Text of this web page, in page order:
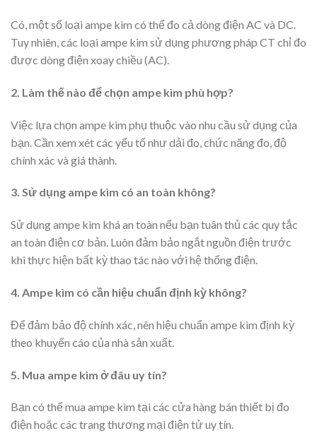
Có, một số loại ampe kìm có thể đo cả dòng điện AC và DC.
Tuy nhiên, các loại ampe kìm sử dụng phương pháp CT chỉ đo
được dòng điện xoay chiều (AC).
2. Làm thế nào để chọn ampe kìm phù hợp?
Việc lựa chọn ampe kìm phụ thuộc vào nhu cầu sử dụng của
bạn. Cần xem xét các yếu tố như dải đo, chức năng đo, độ
chính xác và giá thành.
3. Sử dụng ampe kìm có an toàn không?
Sử dụng ampe kìm khá an toàn nếu bạn tuân thủ các quy tắc
an toàn điện cơ bản. Luôn đảm bảo ngắt nguồn điện trước
khi thực hiện bất kỳ thao tác nào với hệ thống điện.
4. Ampe kìm có cần hiệu chuẩn định kỳ không?
Để đảm bảo độ chính xác, nên hiệu chuẩn ampe kìm định kỳ
theo khuyến cáo của nhà sản xuất.
5. Mua ampe kìm ở đâu uy tín?
Bạn có thể mua ampe kìm tại các cửa hàng bán thiết bị đo
điện hoặc các trang thương mại điện tử uy tín.